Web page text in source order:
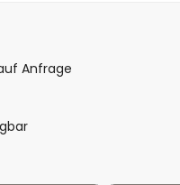
Anfrage